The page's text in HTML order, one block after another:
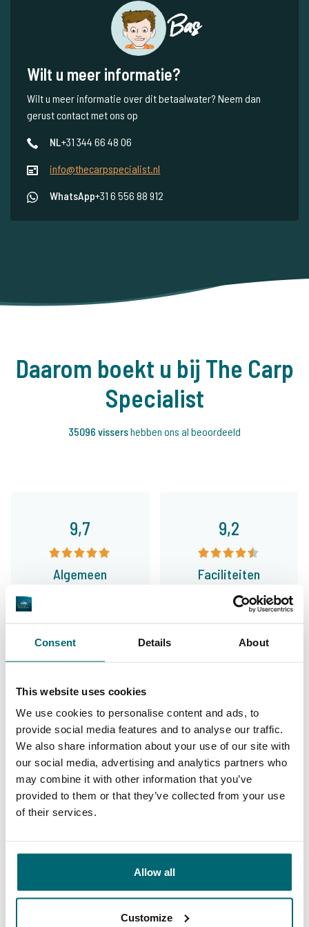
Consent Details About
This website uses cookies
We use cookies to personalise content and ads, to
provide social media features and to analyse our traffic.
We also share information about your use of our site with
our social media, advertising and analytics partners who
may combine it with other information that you’ve
provided to them or that they’ve collected from your use
of their services.
Allow all
Customize
Bas
Wilt u meer informatie?
Wilt u meer informatie over dit betaalwater? Neem dan
gerust contact met ons op
NL+31 344 66 48 06
info@thecarpspecialist.nl
WhatsApp+31 6 556 88 912
Daarom boekt u bij The Carp
Specialist
35096 vissershebben ons al beoordeeld
9,7
Algemeen
9,2
Faciliteiten
Van onze klanten
Met karpervissen als passie, maar zonder
9,4
Ons aanbod Begeleiding